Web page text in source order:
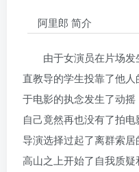
阿里郎 简介
由于女演员在片场
直教导的学生投靠了他
于电影的执念发生了动
自己竟然再也没有了拍
导演选择过起了离群索
高山之上开始了自我质